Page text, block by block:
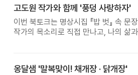
고도원 작가와 함께 '풍덩 사랑하자'
이번 북토크는 명상시집 『밥 벗』 속 문
작가의 목소리로 직접 만나고, 나의 삶과
옹달샘 '말복맞이! 채개장 · 닭개장'